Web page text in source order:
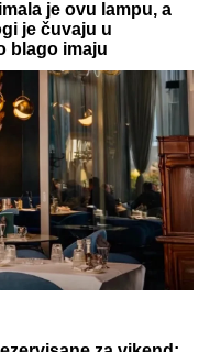
po specijalnoj